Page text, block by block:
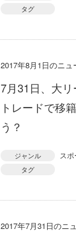
タグ
2017年8月1日のニ
7月31日、大
トレードで移
う？
ジャンル ス
タグ
2017年7月31日のニ